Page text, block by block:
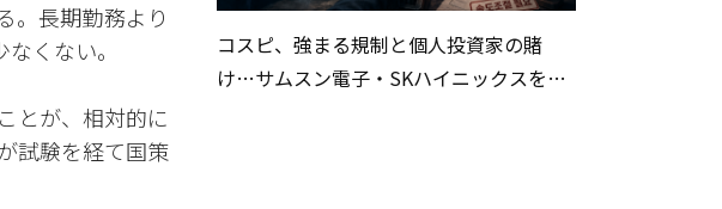
。長期勤務より
くない。
とが、相対的に
試験を経て国策
コスピ、強まる規制と個人投資家の賭
け…サムスン電子・SKハイニックスを巡